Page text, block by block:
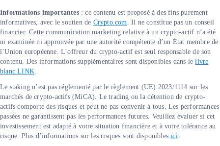
Informations importantes : ​​ce contenu est proposé à des fins purement
informatives, avec le soutien de Crypto.com
. Il ne constitue pas un conseil
financier. Cette communication marketing relative à un crypto-actif n’a été
ni examinée ni approuvée par une autorité compétente d’un État membre de
l’Union européenne. L’offreur du crypto-actif est seul responsable de son
contenu. Des informations supplémentaires sont disponibles dans lelivre
blanc LINK
Le staking n’est pas réglementé par le règlement (UE) 2023/1114 sur les
marchés de crypto-actifs (MiCA). Le trading ou la détention de crypto-
actifs comporte des risques et peut ne pas convenir à tous. Les performances
passées ne garantissent pas les performances futures. Veuillez évaluer si cet
investissement est adapté à votre situation financière et à votre tolérance au
risque. Plus d’informations sur les risques sont disponiblesici